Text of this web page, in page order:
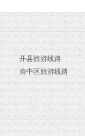
开县旅游线路
渝中区旅游线路